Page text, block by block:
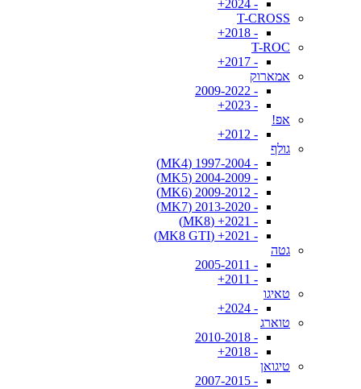
- 2024+
T-CROSS
- 2018+
T-ROC
- 2017+
אמארוק
- 2009-2022
- 2023+
אפ!
- 2012+
גולף
- 1997-2004 (MK4)
- 2004-2009 (MK5)
- 2009-2012 (MK6)
- 2013-2020 (MK7)
- 2021+ (MK8)
- 2021+ (MK8 GTI)
גטה
- 2005-2011
- 2011+
טאיגו
- 2024+
טוארג
- 2010-2018
- 2018+
טיגואן
- 2007-2015